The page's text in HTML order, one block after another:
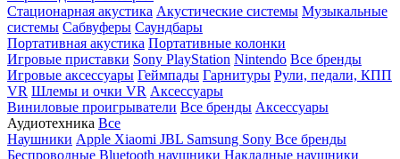
Стационарная акустика Акустические системы Музыкальные
системы Сабвуферы Саундбары
Портативная акустика Портативные колонки
Игровые приставки Sony PlayStation Nintendo Все бренды
Игровые аксессуары Геймпады Гарнитуры Рули, педали, КПП
VR Шлемы и очки VR Аксессуары
Виниловые проигрыватели Все бренды Аксессуары
Аудиотехника Все
Наушники Apple Xiaomi JBL Samsung Sony Все бренды
Беспроводные Bluetooth наушники Накладные наушники